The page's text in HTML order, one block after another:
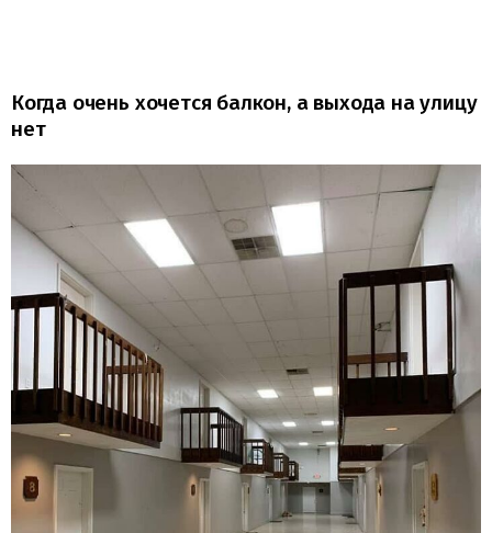
Когда очень хочется балкон, а выхода на улицу
нет